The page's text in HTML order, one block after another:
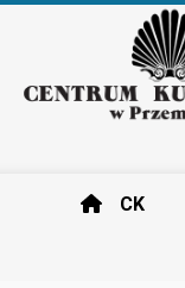
CK